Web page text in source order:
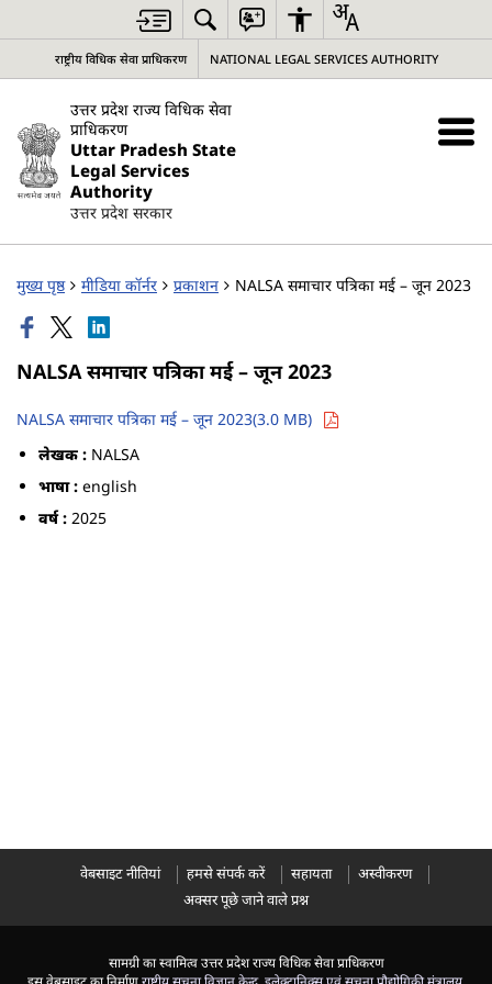
राष्ट्रीय विधिक सेवा प्राधिकरण NATIONAL LEGAL SERVICES AUTHORITY
उत्तर प्रदेश राज्य विधिक सेवा
प्राधिकरण
Uttar Pradesh State
Legal Services
Authority
उत्तर प्रदेश सरकार
मुख्य पृष्ठ मीडिया कॉर्नर प्रकाशन NALSA समाचार पत्रिका मई – जून 2023
NALSA समाचार पत्रिका मई – जून 2023
NALSA समाचार पत्रिका मई – जून 2023(3.0 MB)
लेखक : NALSA
भाषा : english
वर्ष : 2025
वेबसाइट नीतियां हमसे संपर्क करें सहायता
अस्वीकरण
अक्सर पूछे जाने वाले प्रश्न
सामग्री का स्वामित्व उत्तर प्रदेश राज्य विधिक सेवा प्राधिकरण